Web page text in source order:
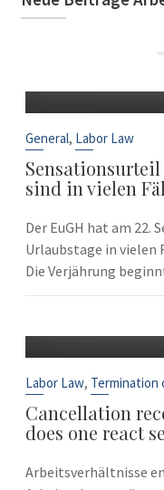
General, Labor Law
sind in vielen
Der EuGH hat am 22.
Urlaubstage in vielen
Die Verjährung
Labor Law, Termination
Cancellation
does one react
Arbeitsverhältnisse